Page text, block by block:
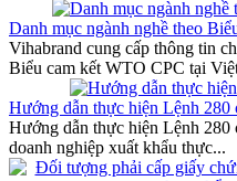
Danh mục ngành nghề theo
Vihabrand cung cấp thông tin
Biểu cam kết WTO CPC tại
Hướng dẫn thực hiện Lệnh 280
Hướng dẫn thực hiện Lệnh
doanh nghiệp xuất khẩu thực...